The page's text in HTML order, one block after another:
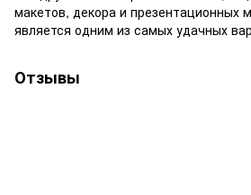
макетов, декора и презентационных
является одним из самых удачных
Отзывы